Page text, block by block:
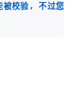
校验, 不过您还是